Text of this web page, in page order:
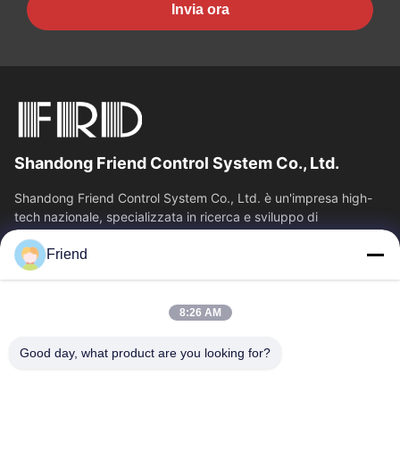
Invia ora
Shandong Friend Control System Co., Ltd.
Shandong Friend Control System Co., Ltd. è un'impresa high-
tech nazionale, specializzata in ricerca e sviluppo di
strumentazione, produzione e...
Collegamenti Rapidi
Chi Siamo
Fatory Tour
Controllo Di Qualità
Friend
8:26 AM
Good day, what product are you looking for?